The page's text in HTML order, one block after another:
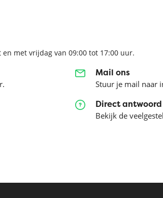
met vrijdag van 09:00 tot 17:00 uur.
Mail ons
Stuur je mail naar
Direct antwoord
Bekijk de